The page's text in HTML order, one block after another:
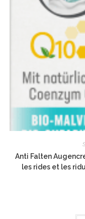
Anti Falten
les rides et les